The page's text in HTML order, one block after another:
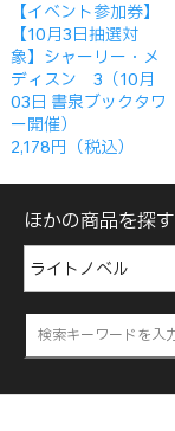
【イベント参加券】
【10月3日抽選対
象】シャーリー・メ
ディスン 3（10月
03日 書泉ブックタワ
ー開催）
2,178円（税込）
ほかの商品を探す